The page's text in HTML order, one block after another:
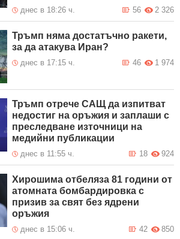
днес в 18:26 ч. 2 326
56
Тръмп няма достатъчно ракети,
за да атакува Иран?
днес в 17:15 ч. 1 974
46
Тръмп отрече САЩ да изпитват
недостиг на оръжия и заплаши с
преследване източници на
медийни публикации
днес в 11:55 ч. 924
18
Хирошима отбеляза 81 години от
атомната бомбардировка с
призив за свят без ядрени
оръжия
днес в 15:06 ч. 850
42